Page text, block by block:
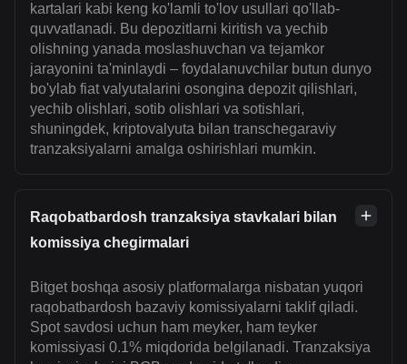
kartalari kabi keng ko'lamli to'lov usullari qo'llab-
quvvatlanadi. Bu depozitlarni kiritish va yechib
olishning yanada moslashuvchan va tejamkor
jarayonini ta'minlaydi – foydalanuvchilar butun dunyo
bo'ylab fiat valyutalarini osongina depozit qilishlari,
yechib olishlari, sotib olishlari va sotishlari,
shuningdek, kriptovalyuta bilan transchegaraviy
tranzaksiyalarni amalga oshirishlari mumkin.
Raqobatbardosh tranzaksiya stavkalari bilan
komissiya chegirmalari
Bitget boshqa asosiy platformalarga nisbatan yuqori
raqobatbardosh bazaviy komissiyalarni taklif qiladi.
Spot savdosi uchun ham meyker, ham teyker
komissiyasi 0.1% miqdorida belgilanadi. Tranzaksiya